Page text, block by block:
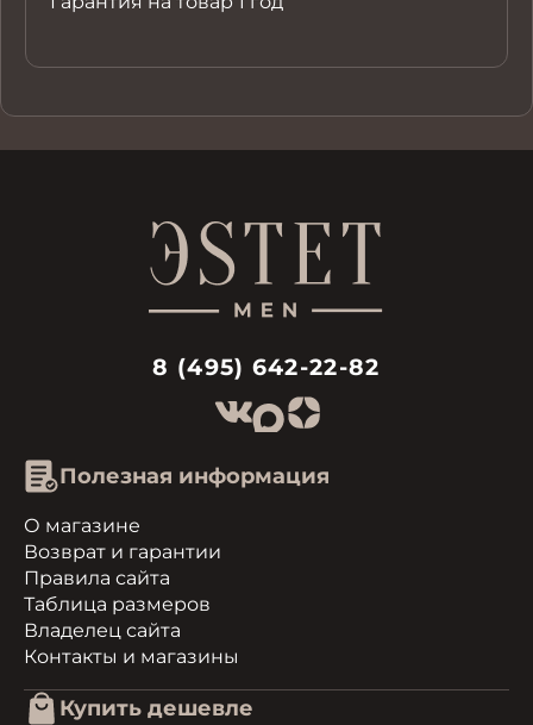
8 (495) 642-22-82
Полезная информация
О магазине
Возврат и гарантии
Правила сайта
Таблица размеров
Владелец сайта
Контакты и магазины
Купить дешевле